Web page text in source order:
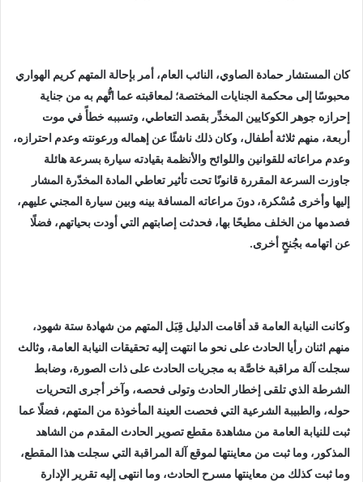
كان المستشار حمادة الصاوي، النائب العام، أمر بإحالة المتهم كريم الهواري
محبوسًا إلى محكمة الجنايات المختصة؛ لمعاقبته عما اتُّهم به من جناية
إحرازه جوهر الكوكايين المخدِّر بقصد التعاطي، وتسببه خطأً في موت
أربعة، منهم ثلاثة أطفال، وكان ذلك ناشئًا عن إهماله ورعونته وعدم احترازه،
وعدم مراعاته للقوانين واللوائح والأنظمة بقيادته سيارة بسرعة هائلة
جاوزت السرعة المقررة قانونًا تحت تأثير تعاطي المادة المخدّرة المشار
إليها وأخرى مُسْكرة، دونَ مراعاته المسافة بينه وبين سيارة المجني عليهم،
فصدمها من الخلف مطيحًا بها، فحدثت إصابتهم التي أودت بحياتهم، فضلًا
عن اتهامه بجُنحٍ أخرى.
وكانت النيابة العامة قد أقامت الدليل قِبَل المتهم من شهادة ستة شهود،
منهم اثنان رأيا الحادث على نحو ما انتهت إليه تحقيقات النيابة العامة، وثالث
سجلت آلة مراقبة خاصَّة به مجريات الحادث على ذات الصورة، وضابط
الشرطة الذي تلقى إخطار الحادث وتولى فحصه، وآخر أجرى التحريات
حوله، والطبيبة الشرعية التي فحصت العينة المأخوذة من المتهم، فضلًا عما
ثبت للنيابة العامة من مشاهدة مقطع تصوير الحادث المقدم من الشاهد
المذكور، وما ثبت من معاينتها لموقع آلة المراقبة التي سجلت هذا المقطع،
وما ثبت كذلك من معاينتها مسرح الحادث، وما انتهى إليه تقرير الإدارة